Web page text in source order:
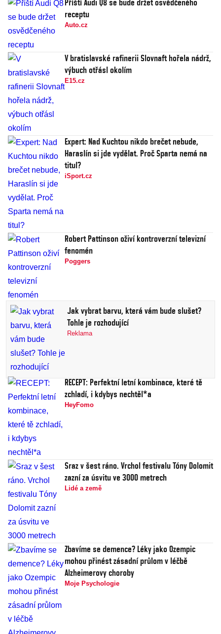
Příští Audi Q8 se bude držet osvědčeného
receptu
Auto.cz
V bratislavské rafinerii Slovnaft hořela nádrž,
výbuch otřásl okolím
E15.cz
Expert: Nad Kuchtou nikdo brečet nebude,
Haraslín si jde vydělat. Proč Sparta nemá na
titul?
iSport.cz
Robert Pattinson oživí kontroverzní televizní
fenomén
Poggers
Jak vybrat barvu, která vám bude slušet?
Tohle je rozhodující
Reklama
RECEPT: Perfektní letní kombinace, které tě
zchladí, i kdybys nechtěl*a
HeyFomo
Sraz v šest ráno. Vrchol festivalu Tóny Dolomit
zazní za úsvitu ve 3000 metrech
Lidé a země
Zbavíme se demence? Léky jako Ozempic
mohou přinést zásadní průlom v léčbě
Alzheimerovy choroby
Moje Psychologie